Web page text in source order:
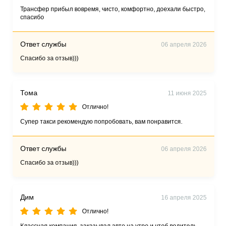
Трансфер прибыл вовремя, чисто, комфортно, доехали быстро,
спасибо
Ответ службы
06 апреля 2026
Спасибо за отзыв)))
Тома
11 июня 2025
Отлично!
Супер такси рекомендую попробовать, вам понравится.
Ответ службы
06 апреля 2026
Спасибо за отзыв)))
Дим
16 апреля 2025
Отлично!